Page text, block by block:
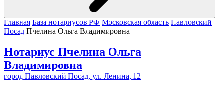
Главная База нотариусов РФ Московская область Павловский
Посад Пчелина Ольга Владимировна
Нотариус Пчелина Ольга
Владимировна
город Павловский Посад, ул. Ленина, 12